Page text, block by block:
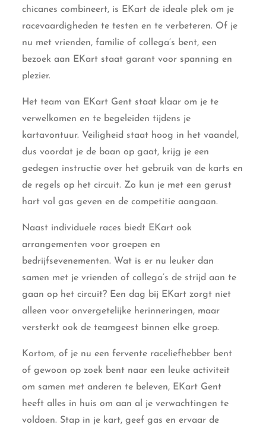
chicanes combineert, is EKart de ideale plek om je
racevaardigheden te testen en te verbeteren. Of je
nu met vrienden, familie of collega’s bent, een
bezoek aan EKart staat garant voor spanning en
plezier.
Het team van EKart Gent staat klaar om je te
verwelkomen en te begeleiden tijdens je
kartavontuur. Veiligheid staat hoog in het vaandel,
dus voordat je de baan op gaat, krijg je een
gedegen instructie over het gebruik van de karts en
de regels op het circuit. Zo kun je met een gerust
hart vol gas geven en de competitie aangaan.
Naast individuele races biedt EKart ook
arrangementen voor groepen en
bedrijfsevenementen. Wat is er nu leuker dan
samen met je vrienden of collega’s de strijd aan te
gaan op het circuit? Een dag bij EKart zorgt niet
alleen voor onvergetelijke herinneringen, maar
versterkt ook de teamgeest binnen elke groep.
Kortom, of je nu een fervente raceliefhebber bent
of gewoon op zoek bent naar een leuke activiteit
om samen met anderen te beleven, EKart Gent
heeft alles in huis om aan al je verwachtingen te
voldoen. Stap in je kart, geef gas en ervaar de